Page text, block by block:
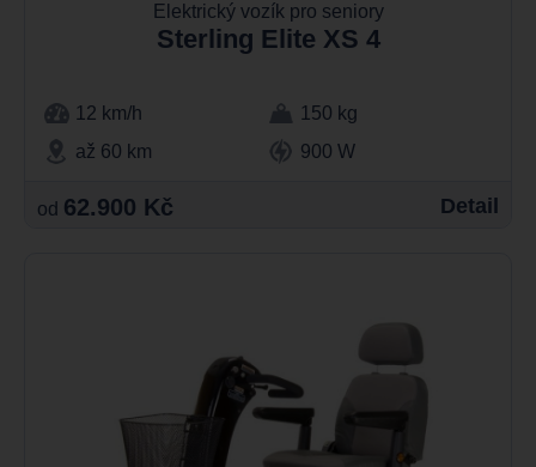
Elektrický vozík pro seniory
Sterling Elite XS 4
12 km/h
150 kg
až 60 km
900 W
od 62.900 Kč Detail